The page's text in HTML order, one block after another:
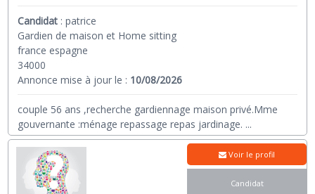
Candidat :patrice
Gardien de maison et Home sitting
france espagne
34000
Annonce mise à jour le : 10/08/2026
couple 56 ans ,recherche gardiennage maison privé.Mme
gouvernante :ménage repassage repas jardinage. ...
Voir le profil
Candidat